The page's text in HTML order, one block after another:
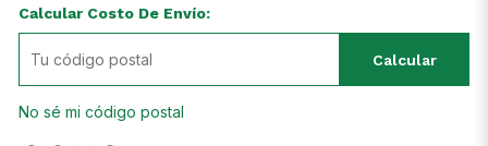
Calcular Costo De Envío:
Calcular
No sé mi código postal